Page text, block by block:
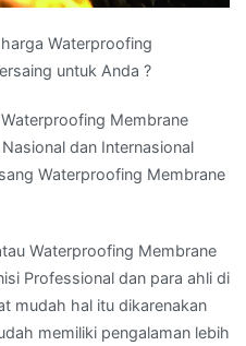
Waterproofing
untuk Anda ?
Membrane
dan Internasional
Waterproofing Membrane
Waterproofing Membrane
Professional dan para ahli di
mudah hal itu dikarenakan
memiliki pengalaman lebih